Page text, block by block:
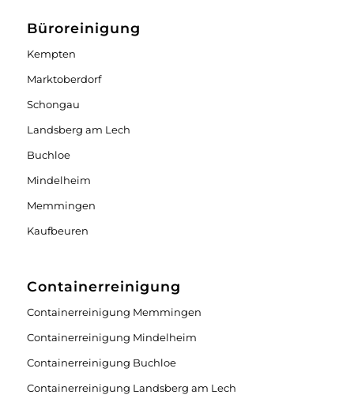
Büroreinigung
Kempten
Marktoberdorf
Schongau
Landsberg am Lech
Buchloe
Mindelheim
Memmingen
Kaufbeuren
Containerreinigung
Containerreinigung Memmingen
Containerreinigung Mindelheim
Containerreinigung Buchloe
Containerreinigung Landsberg am Lech